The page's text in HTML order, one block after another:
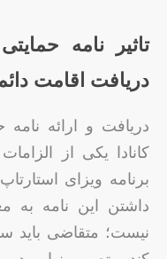
دریافت اقامت دائم
کانادا یکی از
برنامه ویزای
داشتن این نامه به
نیست؛ متقاضی باید